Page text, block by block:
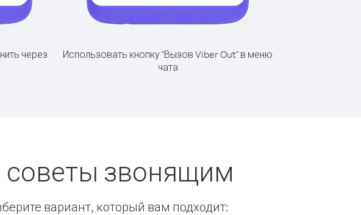
через
Использовать кнопку "Вызов Viber Out" в меню
чата
звонящим
вариант, который вам подходит: